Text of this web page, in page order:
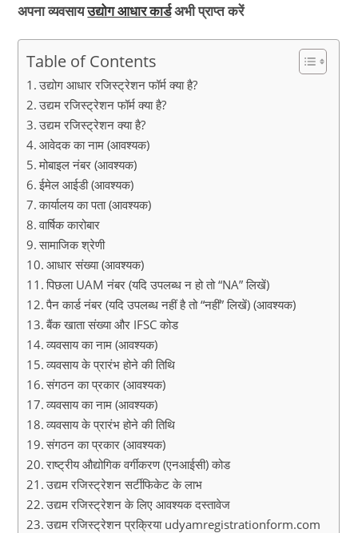
अपना व्यवसायउद्योग आधार कार्डअभी प्राप्त करें
Table of Contents
उद्योग आधार रजिस्ट्रेशन फॉर्म क्या है?
उद्यम रजिस्ट्रेशन फॉर्म क्या है?
उद्यम रजिस्ट्रेशन क्या है?
आवेदक का नाम (आवश्यक)
मोबाइल नंबर (आवश्यक)
ईमेल आईडी (आवश्यक)
कार्यालय का पता (आवश्यक)
वार्षिक कारोबार
सामाजिक श्रेणी
आधार संख्या (आवश्यक)
पिछला UAM नंबर (यदि उपलब्ध न हो तो “NA” लिखें)
पैन कार्ड नंबर (यदि उपलब्ध नहीं है तो “नहीं” लिखें) (आवश्यक)
बैंक खाता संख्या और IFSC कोड
व्यवसाय का नाम (आवश्यक)
व्यवसाय के प्रारंभ होने की तिथि
संगठन का प्रकार (आवश्यक)
व्यवसाय का नाम (आवश्यक)
व्यवसाय के प्रारंभ होने की तिथि
संगठन का प्रकार (आवश्यक)
राष्ट्रीय औद्योगिक वर्गीकरण (एनआईसी) कोड
उद्यम रजिस्ट्रेशन सर्टीफिकेट के लाभ
उद्यम रजिस्ट्रेशन के लिए आवश्यक दस्तावेज
उद्यम रजिस्ट्रेशन प्रक्रिया udyamregistrationform.com